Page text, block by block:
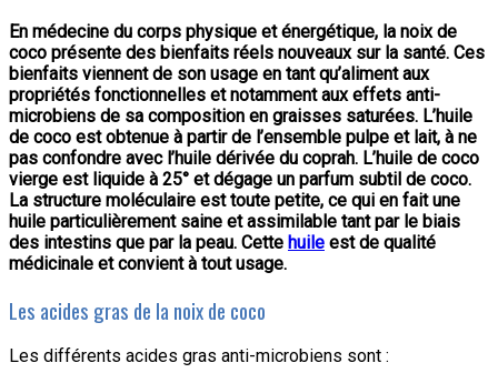
En médecine du corps physique et énergétique, la noix de
coco présente des bienfaits réels nouveaux sur la santé. Ces
bienfaits viennent de son usage en tant qu’aliment aux
propriétés fonctionnelles et notamment aux effets anti-
microbiens de sa composition en graisses saturées. L’huile
de coco est obtenue à partir de l’ensemble pulpe et lait, à ne
pas confondre avec l’huile dérivée du coprah. L’huile de coco
vierge est liquide à 25° et dégage un parfum subtil de coco.
La structure moléculaire est toute petite, ce qui en fait une
huile particulièrement saine et assimilable tant par le biais
des intestins que par la peau. Cette huile est de qualité
médicinale et convient à tout usage.
Les acides gras de la noix de coco
Les différents acides gras anti-microbiens sont :